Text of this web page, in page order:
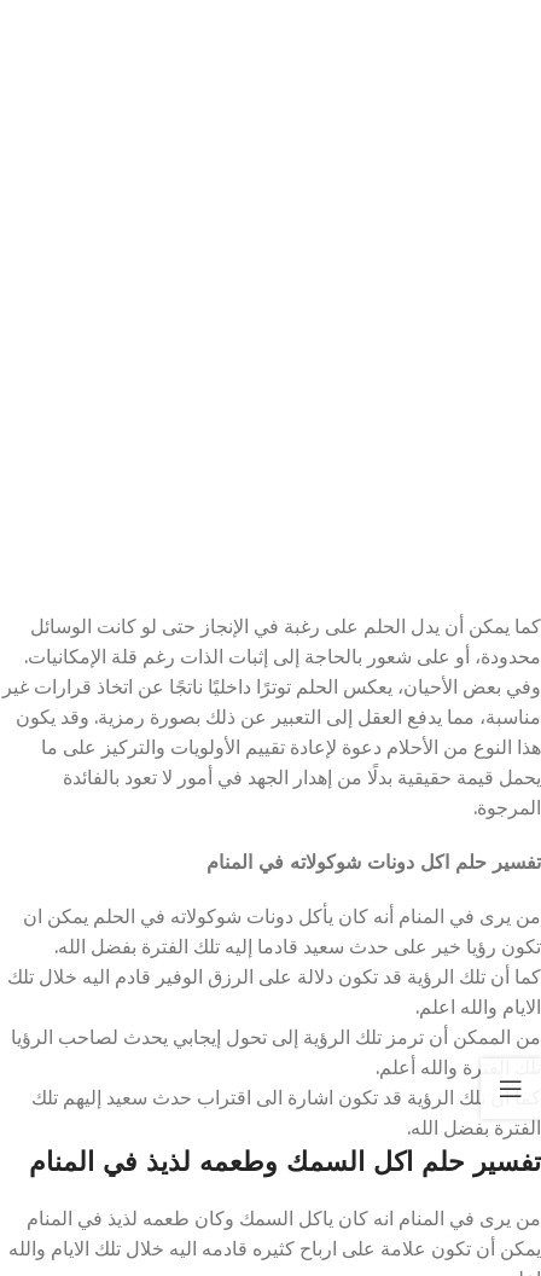
كما يمكن أن يدل الحلم على رغبة في الإنجاز حتى لو كانت الوسائل
محدودة، أو على شعور بالحاجة إلى إثبات الذات رغم قلة الإمكانيات.
وفي بعض الأحيان، يعكس الحلم توترًا داخليًا ناتجًا عن اتخاذ قرارات غير
مناسبة، مما يدفع العقل إلى التعبير عن ذلك بصورة رمزية. وقد يكون
هذا النوع من الأحلام دعوة لإعادة تقييم الأولويات والتركيز على ما
يحمل قيمة حقيقية بدلًا من إهدار الجهد في أمور لا تعود بالفائدة
المرجوة.
تفسير حلم اكل دونات شوكولاته في المنام
من يرى في المنام أنه كان يأكل دونات شوكولاته في الحلم يمكن ان
تكون رؤيا خير على حدث سعيد قادما إليه تلك الفترة بفضل الله.
كما أن تلك الرؤية قد تكون دلالة على الرزق الوفير قادم اليه خلال تلك
الايام والله اعلم.
من الممكن أن ترمز تلك الرؤية إلى تحول إيجابي يحدث لصاحب الرؤيا
تلك الفترة والله أعلم.
كما أن تلك الرؤية قد تكون اشارة الى اقتراب حدث سعيد إليهم تلك
الفترة بفضل الله.
تفسير حلم اكل السمك وطعمه لذيذ في المنام
من يرى في المنام انه كان ياكل السمك وكان طعمه لذيذ في المنام
يمكن أن تكون علامة على ارباح كثيره قادمه اليه خلال تلك الايام والله